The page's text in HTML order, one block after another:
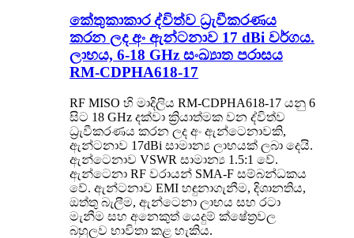
කේතුකාකාර ද්විත්ව ධ්‍රැවීකරණය
කරන ලද අං ඇන්ටනාව 17 dBi වර්ගය.
ලාභය, 6-18 GHz සංඛ්‍යාත පරාසය
RM-CDPHA618-17
RF MISO හි මාදිලිය RM-CDPHA618-17 යනු 6
සිට 18 GHz දක්වා ක්‍රියාත්මක වන ද්විත්ව
ධ්‍රැවීකරණය කරන ලද අං ඇන්ටෙනාවකි,
ඇන්ටනාව 17dBi සාමාන්‍ය ලාභයක් ලබා දෙයි.
ඇන්ටෙනාව VSWR සාමාන්‍ය 1.5:1 වේ.
ඇන්ටෙනා RF වරායන් SMA-F සම්බන්ධකය
වේ. ඇන්ටනාව EMI හඳුනාගැනීම, දිශානතිය,
ඔත්තු බැලීම, ඇන්ටෙනා ලාභය සහ රටා
මැනීම සහ අනෙකුත් යෙදුම් ක්ෂේත්‍රවල
බහුලව භාවිතා කළ හැකිය.